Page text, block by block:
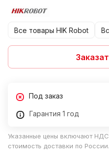
Все товары HIK Robot
Под заказ
Гарантия 1 год
Указанные цены включают
стоимость доставки по России.